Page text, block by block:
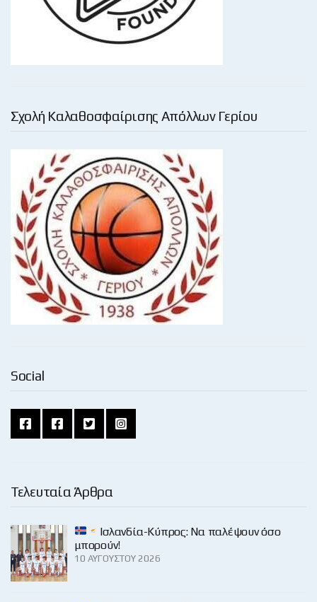
Σχολή Καλαθοσφαίρισης Απόλλων Γερίου
Social
Τελευταία Άρθρα
Ισλανδία-Κύπρος: Να παλέψουν όσο
μπορούν!
10 ΑΥΓΟΎΣΤΟΥ 2026